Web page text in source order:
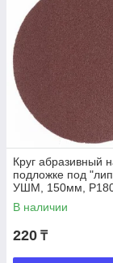
Круг абразивный
подложке под
УШМ, 150мм,
В наличии
220 ₸